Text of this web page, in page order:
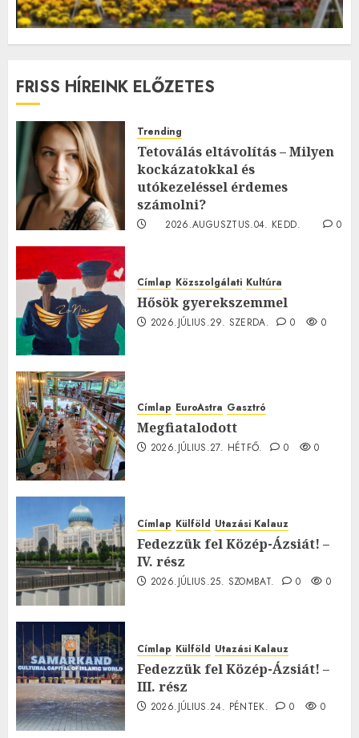
FRISS HÍREINK ELŐZETES
Trending
Tetoválás eltávolítás – Milyen
kockázatokkal és
utókezeléssel érdemes
számolni?
2026.AUGUSZTUS.04. KEDD.
0
Címlap Közszolgálati Kultúra
Hősök gyerekszemmel
2026.JÚLIUS.29. SZERDA. 0 0
Címlap EuroAstra Gasztró
Megfiatalodott
2026.JÚLIUS.27. HÉTFŐ. 0 0
Címlap Külföld Utazási Kalauz
Fedezzük fel Közép-Ázsiát! –
IV. rész
2026.JÚLIUS.25. SZOMBAT. 0 0
Címlap Külföld Utazási Kalauz
Fedezzük fel Közép-Ázsiát! –
III. rész
2026.JÚLIUS.24. PÉNTEK. 0 0